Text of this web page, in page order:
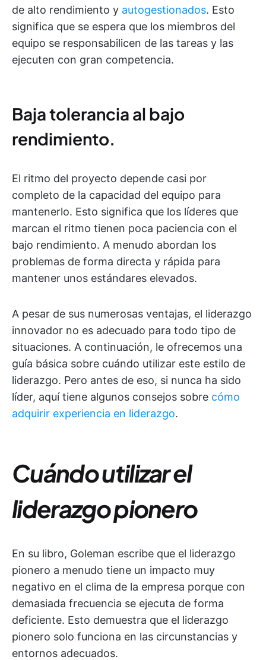
de alto rendimiento y autogestionados. Esto
significa que se espera que los miembros del
equipo se responsabilicen de las tareas y las
ejecuten con gran competencia.
Baja tolerancia al bajo
rendimiento.
El ritmo del proyecto depende casi por
completo de la capacidad del equipo para
mantenerlo. Esto significa que los líderes que
marcan el ritmo tienen poca paciencia con el
bajo rendimiento. A menudo abordan los
problemas de forma directa y rápida para
mantener unos estándares elevados.
A pesar de sus numerosas ventajas, el liderazgo
innovador no es adecuado para todo tipo de
situaciones. A continuación, le ofrecemos una
guía básica sobre cuándo utilizar este estilo de
liderazgo. Pero antes de eso, si nunca ha sido
líder, aquí tiene algunos consejos sobre cómo
adquirir experiencia en liderazgo.
Cuándo utilizar el
liderazgo pionero
En su libro, Goleman escribe que el liderazgo
pionero a menudo tiene un impacto muy
negativo en el clima de la empresa porque con
demasiada frecuencia se ejecuta de forma
deficiente. Esto demuestra que el liderazgo
pionero solo funciona en las circunstancias y
entornos adecuados.